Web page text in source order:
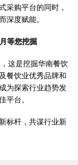
采购平台的同时，
深度赋能。
等您挖掘
这是挖掘华南餐饮
餐饮业优秀品牌和
为探索行业趋势发
平台。
标杆，共谋行业新